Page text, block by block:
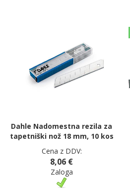
Dahle Nadomestna rezila za
tapetniški nož 18 mm, 10 kos
Cena z DDV:
8,06 €
Zaloga